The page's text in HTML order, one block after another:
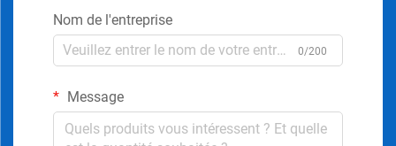
Nom de l'entreprise
0/200
Message